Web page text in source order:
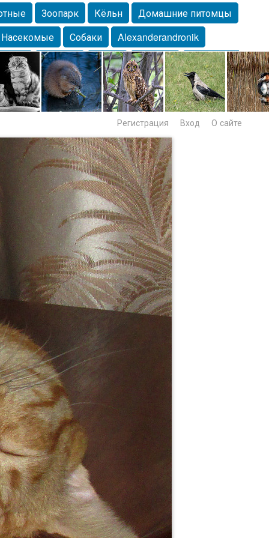
Зоопарк Кёльн
Домашние питомцы
Насекомые
Собаки
Alexanderandronik
Собачка Осень Портрет
Домашние
Lebert
Дикие птицы Утка Самара Лебеди
Регистрация Вход О сайте